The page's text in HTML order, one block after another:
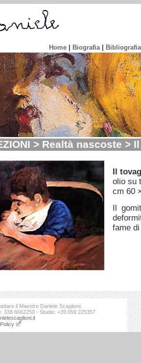
Home Biografia| Bibliografia
> Realtà nascoste >
Il
olio su
cm 60
Il
fame
il Maestro Daniele Scaglioni:
338 6662250 - Studio: +39 059 225357